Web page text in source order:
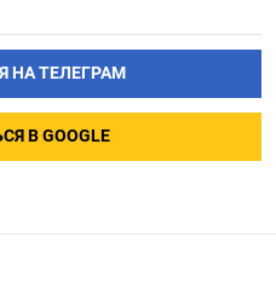
НА ТЕЛЕГРАМ
В GOOGLE